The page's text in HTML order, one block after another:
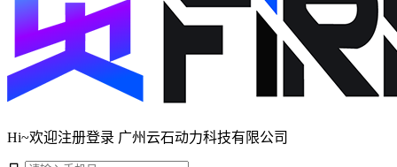
Hi~欢迎注册登录 广州云石动力科技有限公司